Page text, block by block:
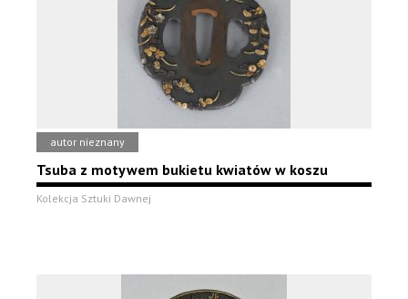
autor nieznany
Tsuba z motywem bukietu kwiatów w koszu
Kolekcja Sztuki Dawnej